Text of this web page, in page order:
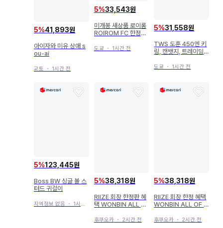
5%41,893원
아이자와 미유 상애 s
ou-ai
교토 ・ 1시간 전
5%33,543원
미개봉 새상품 로이롬
ROIROM FC 한정판
도쿄 ・ 1시간 전
5%31,558원
TWS 도훈 450엔 키
링, 캔뱃지, 트레이딩
도쿄 ・ 1시간 전
5%123,445원
Boss BW 싱글 볼 스
터드 귀걸이
지역정보 없음 ・ 1시간 전
5%38,318원
RIIZE 회장 한정판 혜
택 WONBIN ALL O
후쿠오카・ 2시간 전
5%38,318원
RIIZE 회장 한정 혜택
WONBIN ALL OF Y
후쿠오카 ・ 2시간 전